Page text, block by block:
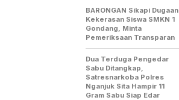
BARONGAN Sikapi Dugaan
Kekerasan Siswa SMKN 1
Gondang, Minta
Pemeriksaan Transparan
Dua Terduga Pengedar
Sabu Ditangkap,
Satresnarkoba Polres
Nganjuk Sita Hampir 11
Gram Sabu Siap Edar